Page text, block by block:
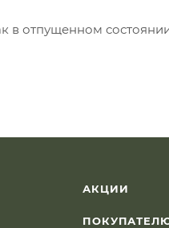
в отпущенном
АКЦИИ